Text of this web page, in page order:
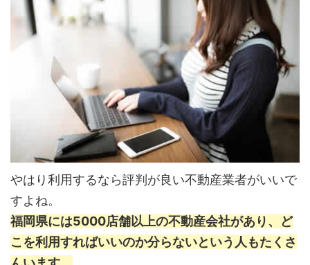
やはり利用するなら評判が良い不動産業者がいいで
すよね。
福岡県には5000店舗以上の不動産会社があり、ど
こを利用すればいいのか分らないという人もたくさ